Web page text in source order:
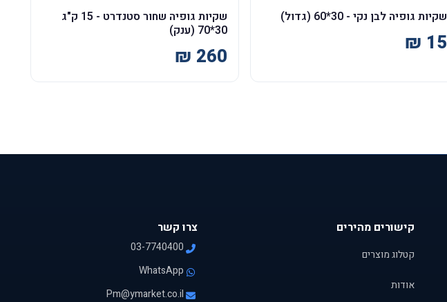
שקיות גופיה לבן נקי - 30*60 (גדול)
שקיות גופיה שחור סטנדרט - 15 ק"ג
30*70 (ענק)
קישורים מהירים
קטלוג מוצרים
אודות
צרו קשר
03-7740400
WhatsApp
Pm@ymarket.co.il